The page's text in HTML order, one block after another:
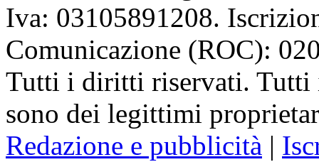
Iva: 03105891208.
Comunicazione (ROC):
Tutti i diritti riservati. Tutti
sono dei legittimi
Redazione e pubblicità |